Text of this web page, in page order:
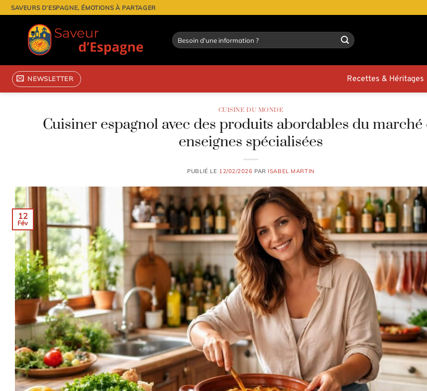
Passer
au
contenu
SAVEURS D’ESPAGNE, ÉMOTIONS À PARTAGER
NEWSLETTER Recettes & Héritages
CUISINE DU MONDE
Cuisiner espagnol avec des produits abordables du marché
enseignes spécialisées
PUBLIÉ LE 12/02/2026 PAR ISABEL MARTIN
12
Fév